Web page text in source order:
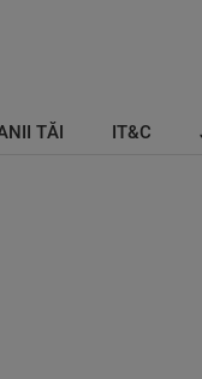
TĂI IT&C